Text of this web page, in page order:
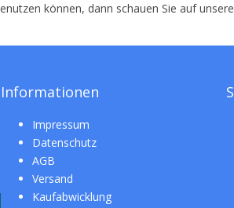
können, dann schauen Sie auf
Informationen
Impressum
Datenschutz
AGB
Versand
Kaufabwicklung